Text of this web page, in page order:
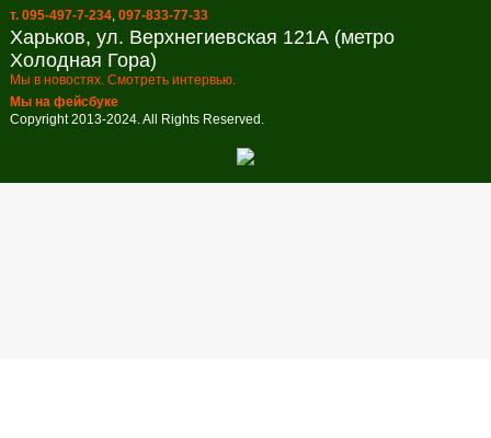
т. 095-497-7-234, 097-833-77-33
Харьков, ул. Верхнегиевская 121А (метро
Холодная Гора)
Мы в новостях. Смотреть интервью.
Мы на фейсбуке
Copyright 2013-2024. All Rights Reserved.